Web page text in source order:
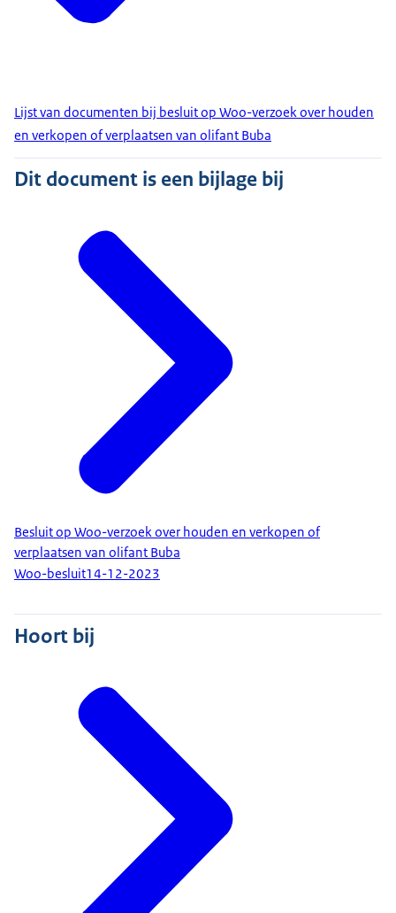
Lijst van documenten bij besluit op Woo-verzoek over houden
en verkopen of verplaatsen van olifant Buba
Dit document is een bijlage bij
Besluit op Woo-verzoek over houden en verkopen of
verplaatsen van olifant Buba
Woo-besluit14-12-2023
Hoort bij